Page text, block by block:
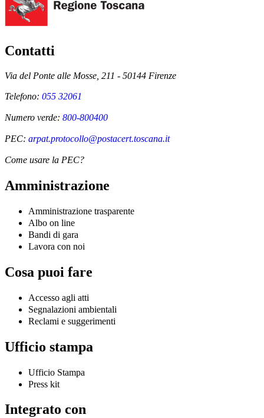
Contatti
Via del Ponte alle Mosse, 211 - 50144 Firenze
Telefono: 055 32061
Numero verde: 800-800400
PEC: arpat.protocollo@postacert.toscana.it
Come usare la PEC?
Amministrazione
Amministrazione trasparente
Albo on line
Bandi di gara
Lavora con noi
Cosa puoi fare
Accesso agli atti
Segnalazioni ambientali
Reclami e suggerimenti
Ufficio stampa
Ufficio Stampa
Press kit
Integrato con